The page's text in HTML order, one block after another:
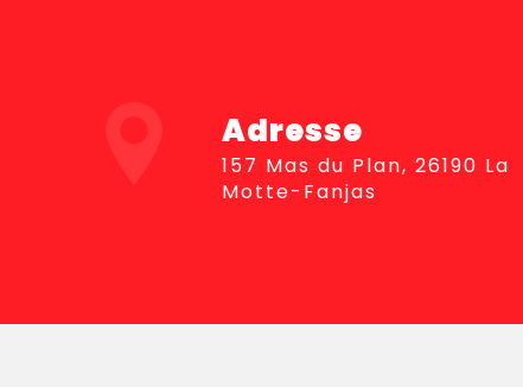
Adresse
157 Mas du Plan, 26190 La
Motte-Fanjas